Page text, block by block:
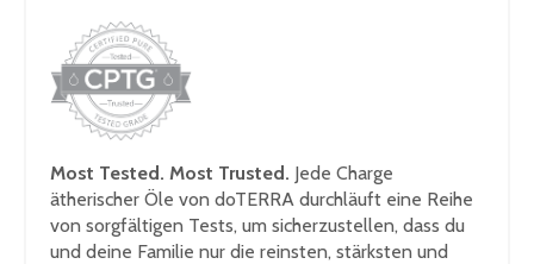
Most Tested. Most Trusted. Jede Charge
ätherischer Öle von doTERRA durchläuft eine Reihe
von sorgfältigen Tests, um sicherzustellen, dass du
und deine Familie nur die reinsten, stärksten und